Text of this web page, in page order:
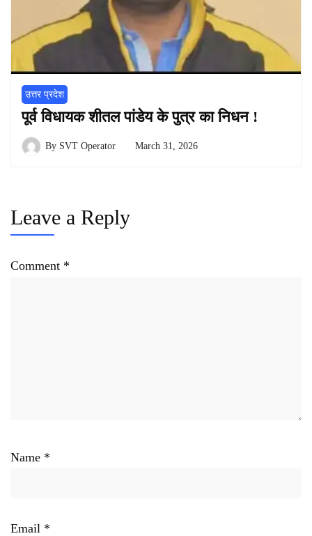
उत्तर प्रदेश
पूर्व विधायक शीतल पांडेय के पुत्र का निधन !
By SVT Operator March 31, 2026
Leave a Reply
Comment *
Name *
Email *